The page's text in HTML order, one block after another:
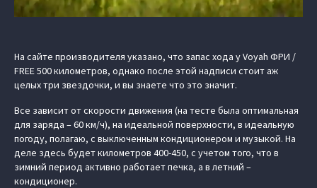
На сайте производителя указано, что запас хода у Voyah ФРИ /
FREE 500 километров, однако после этой надписи стоит аж
целых три звездочки, и вы знаете что это значит.
Все зависит от скорости движения (на тесте была оптимальная
для заряда – 60 км/ч), на идеальной поверхности, в идеальную
погоду, полагаю, с выключенным кондиционером и музыкой. На
деле здесь будет километров 400-450, с учетом того, что в
зимний период активно работает печка, а в летний –
кондиционер.